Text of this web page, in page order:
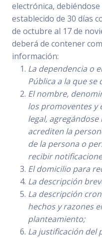
electrónica,
establecido de 30 días
de octubre al 17 de
deberá de contener
información:
La dependencia o
Pública a la que se
El nombre,
los promoventes y
legal,
acrediten la
de la persona o
recibir
El domicilio para
La descripción
La descripción
hechos y razones
planteamiento;
La justificación del